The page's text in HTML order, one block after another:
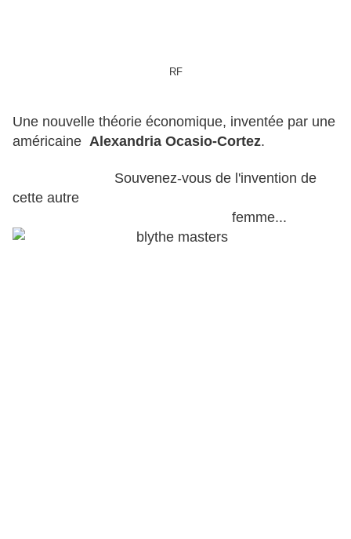
RF
Une nouvelle théorie économique, inventée par une
américaine Alexandria Ocasio-Cortez.
Souvenez-vous de l'invention de
cette autre
femme...